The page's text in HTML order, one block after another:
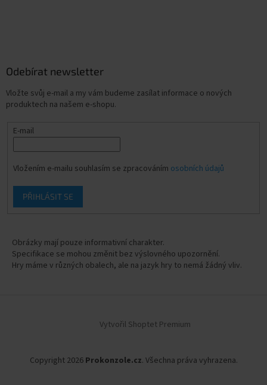
Odebírat newsletter
Vložte svůj e-mail a my vám budeme zasílat informace o nových
produktech na našem e-shopu.
E-mail
Vložením e-mailu souhlasím se zpracováním osobních údajů
PŘIHLÁSIT SE
Obrázky mají pouze informativní charakter.
Specifikace se mohou změnit bez výslovného upozornění.
Hry máme v různých obalech, ale na jazyk hry to nemá žádný vliv.
Vytvořil Shoptet Premium
Copyright 2026 Prokonzole.cz. Všechna práva vyhrazena.